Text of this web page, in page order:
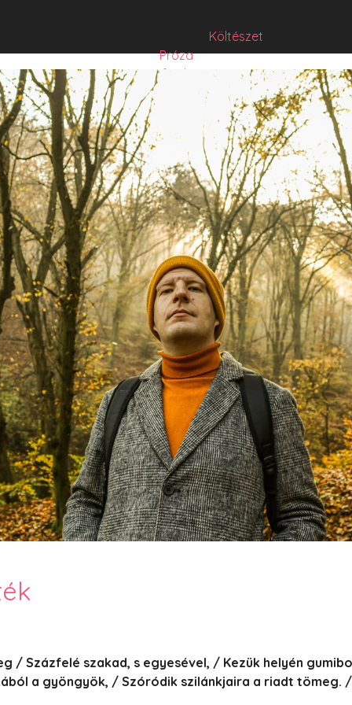
Költészet
Próza
Műfordítás
Folyó/irat/mentés
Sorozat
Hibrid
Hasznos szöveg
Józsefet nem kérdezte senki
Csízió
HISZTI
comicON
PesText
PesText 2021
PesText 2022
PesText 2023
PesText 2024
PesText 2025
+SZIF
HNB
Eronim Mox szakácskönyve
Spoiler
/ Százfelé szakad, s egyesével, / Kezük helyén
a gyöngyök, / Szóródik szilánkjaira a riadt tömeg.